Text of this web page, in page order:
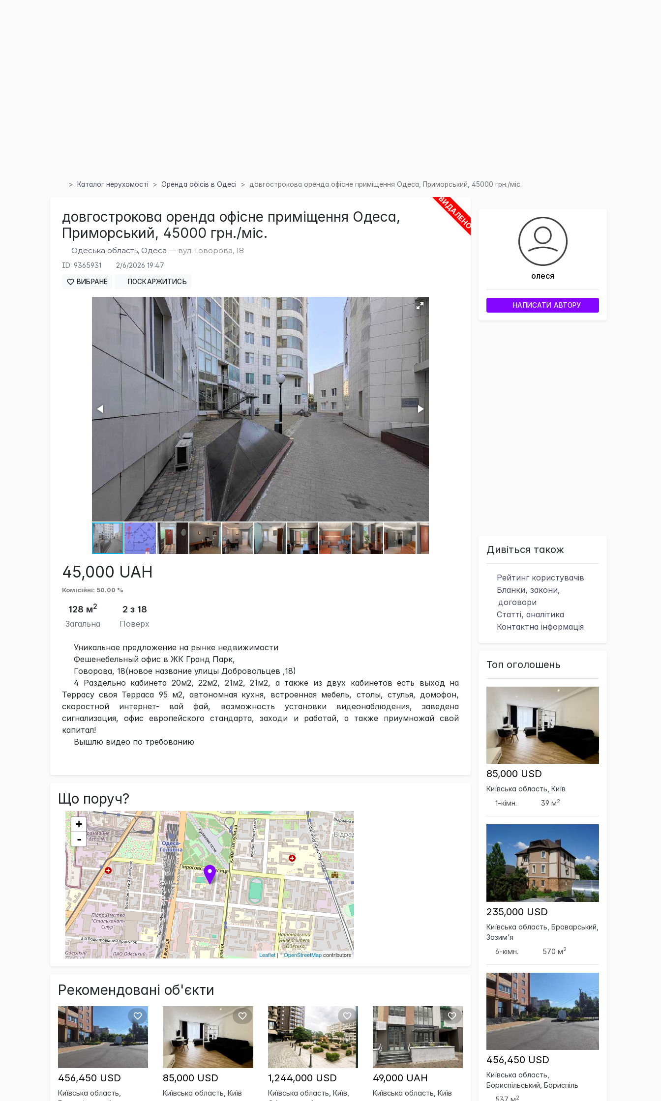
Каталог нерухомості Оренда офісів в Одесі довгострокова оренда офісне приміщення Одеса, Приморський, 45000 грн./міс.
ВИДАЛЕНО
довгострокова оренда офісне приміщення Одеса,
Приморський, 45000 грн./міс.
Одеська область, Одеса — вул. Говорова, 18
ID: 9365931 2/6/2026 19:47
ВИБРАНЕ ПОСКАРЖИТИСЬ
45,000 UAH
Комісійні: 50.00 %
128 м2
Загальна
2 з 18
Поверх
Уникальное предложение на рынке недвижимости
Фешенебельный офис в ЖК Гранд Парк,
Говорова, 18(новое название улицы Добровольцев ,18)
4 Раздельно кабинета 20м2, 22м2, 21м2, 21м2, а также из двух кабинетов есть выход на
Террасу своя Терраса 95 м2, автономная кухня, встроенная мебель, столы, стулья, домофон,
скоростной интернет- вай фай, возможность установки видеонаблюдения, заведена
сигнализация, офис европейского стандарта, заходи и работай, а также приумножай свой
капитал!
Вышлю видео по требованию
Що поруч?
+
-
Leaflet | ©OpenStreetMapcontributors
Рекомендовані об'єкти
456,450 USD
Київська область,
85,000 USD
Київська область, Київ
1,244,000 USD
Київська область, Київ,
49,000 UAH
Київська область, Київ
олеся
НАПИСАТИ АВТОРУ
Дивіться також
Рейтинг користувачів
Бланки, закони,
договори
Статті, аналітика
Контактна інформація
Топ оголошень
85,000 USD
Київська область, Київ
1-кімн.
39 м2
235,000 USD
Київська область, Броварський,
Зазим’я
6-кімн.
570 м2
456,450 USD
Київська область,
Бориспільський, Бориспіль
2